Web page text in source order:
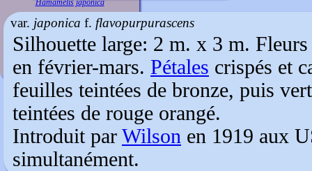
Hamamelis japonica
var. japonica f. flavopurpurascens
Silhouette large: 2 m. x 3 m.
en février-mars. Pétales crispés et
feuilles teintées de bronze, puis
teintées de rouge orangé.
Introduit par Wilson en 1919 aux
simultanément.